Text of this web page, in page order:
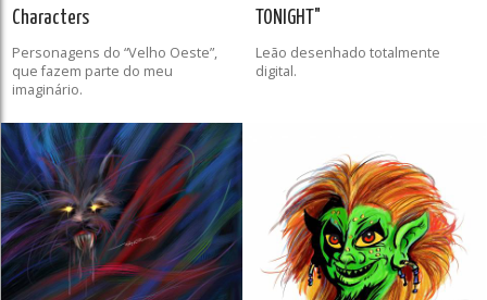
Characters
Personagens do “Velho Oeste”,
que fazem parte do meu
imaginário.
TONIGHT"
Leão desenhado totalmente
digital.